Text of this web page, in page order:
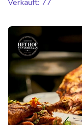
Verkauft: 77